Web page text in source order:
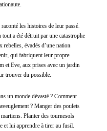
les histoires de leur passé.
a été détruit par une catastrophe
rebelles, évadés d’une nation
qui fabriquent leur propre
et Eve, aux prises avec un jardin
trouver du possible.
un monde dévasté ? Comment
? Manger des poulets
Planter des tournesols
et lui apprendre à tirer au fusil.